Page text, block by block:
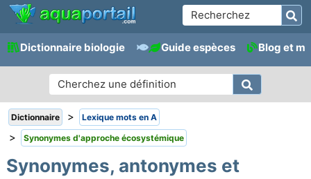
Dictionnaire biologie Guide espèces Blog et
Dictionnaire > Lexique mots en A
> Synonymes d'approche écosystémique
Synonymes, antonymes et